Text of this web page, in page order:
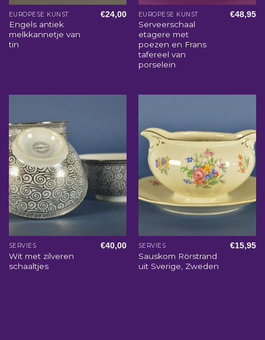
EUROPESE KUNST
Engels antiek
melkkannetje van
tin
€24,00 EUROPESE KUNST
Serveerschaal
etagere met
poezen en Frans
tafereel van
porselein
€48,95
SERVIES
Wit met zilveren
schaaltjes
€40,00 SERVIES
Sauskom Rörstrand
uit Sverige, Zweden
€15,95